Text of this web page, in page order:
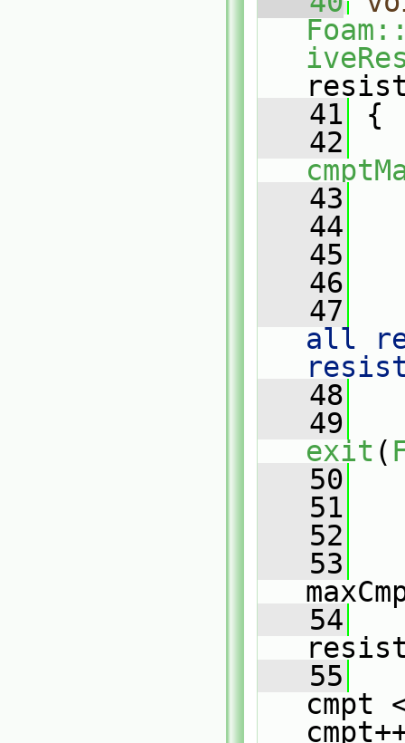
   41
{
   42
   43
   44
   45
   46
   47
all
   48
   49
exit (
   50
   51
   52
   53
   54
   55
cmpt